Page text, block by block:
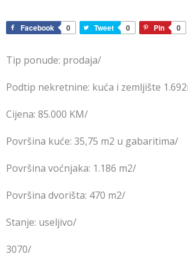
Facebook 0 Tweet 0 Pin 0
Tip ponude: prodaja/
Podtip nekretnine: kuća i zemljište
Cijena: 85.000 KM/
Površina kuće: 35,75 m2 u gabaritima/
Površina voćnjaka: 1.186 m2/
Površina dvorišta: 470 m2/
Stanje: useljivo/
3070/